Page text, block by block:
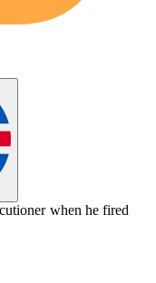
when he fired